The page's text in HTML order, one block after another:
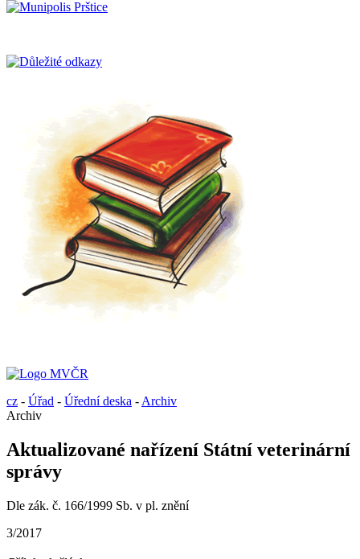
cz - Úřad - Úřední deska - Archiv
Archiv
Aktualizované nařízení Státní veterinární
správy
Dle zák. č. 166/1999 Sb. v pl. znění
3/2017